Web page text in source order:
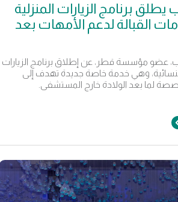
برنامج الزيارات المنزلية
القبالة لدعم الأمهات بعد
عضو مؤسسة قطر، عن إطلاق برنامج الزيارات
النسائية، وهي خدمة خاصة جديدة تهدف إلى
لما بعد الولادة خارج المستشفى.